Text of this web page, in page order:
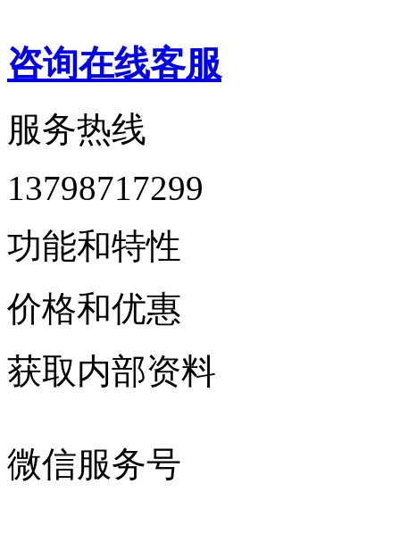
咨询在线客服
服务热线
13798717299
功能和特性
价格和优惠
获取内部资料
微信服务号